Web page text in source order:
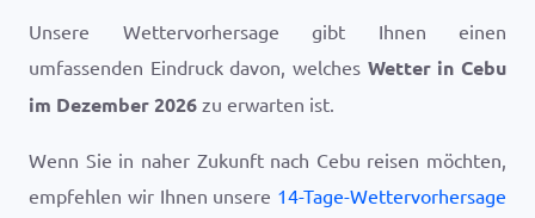
Unsere Wettervorhersage gibt Ihnen einen
umfassenden Eindruck davon, welches Wetter in Cebu
im Dezember 2026 zu erwarten ist.
Wenn Sie in naher Zukunft nach Cebu reisen möchten,
empfehlen wir Ihnen unsere 14-Tage-Wettervorhersage